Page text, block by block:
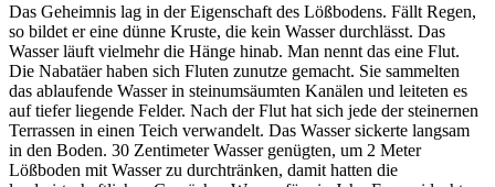
Das Geheimnis lag in der Eigenschaft des Lößbodens. Fällt Regen,
so bildet er eine dünne Kruste, die kein Wasser durchlässt. Das
Wasser läuft vielmehr die Hänge hinab. Man nennt das eine Flut.
Die Nabatäer haben sich Fluten zunutze gemacht. Sie sammelten
das ablaufende Wasser in steinumsäumten Kanälen und leiteten es
auf tiefer liegende Felder. Nach der Flut hat sich jede der steinernen
Terrassen in einen Teich verwandelt. Das Wasser sickerte langsam
in den Boden. 30 Zentimeter Wasser genügten, um 2 Meter
Lößboden mit Wasser zu durchtränken, damit hatten die